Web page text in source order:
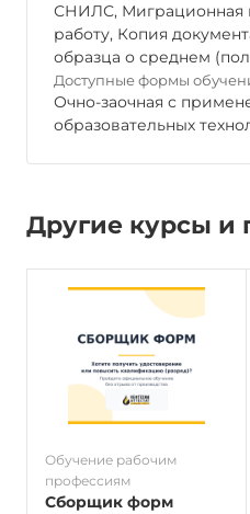
СНИЛС, Миграционная
работу, Копия
образца о среднем
Доступные формы
Очно-заочная с
образовательных
Другие курсы и
Обучение рабочим
профессиям
Сборщик форм